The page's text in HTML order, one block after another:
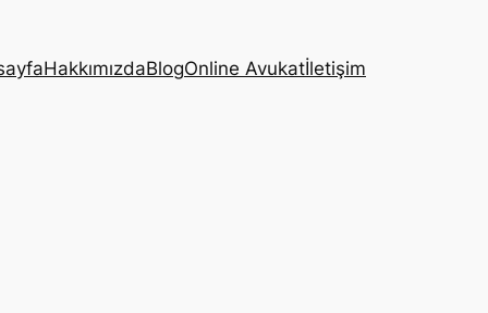
HakkımızdaBlogOnline Avukatİletişim